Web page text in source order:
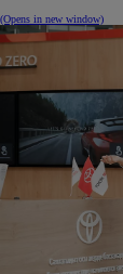
(Opens in new window)